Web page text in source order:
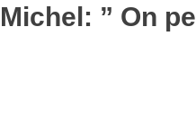
Michel: ” On